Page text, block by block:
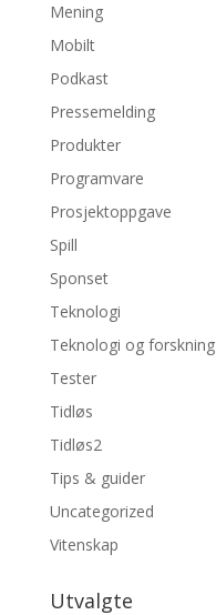
Mening
Mobilt
Podkast
Pressemelding
Produkter
Programvare
Prosjektoppgave
Spill
Sponset
Teknologi
Teknologi og forskning
Tester
Tidløs
Tidløs2
Tips & guider
Uncategorized
Vitenskap
Utvalgte